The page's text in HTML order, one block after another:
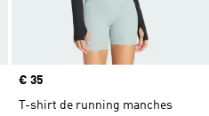
Prix
€ 35
T-shirt de running manches